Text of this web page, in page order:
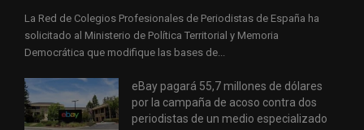
La Red de Colegios Profesionales de Periodistas de España ha
solicitado al Ministerio de Política Territorial y Memoria
Democrática que modifique las bases de...
eBay pagará 55,7 millones de dólares
por la campaña de acoso contra dos
periodistas de un medio especializado